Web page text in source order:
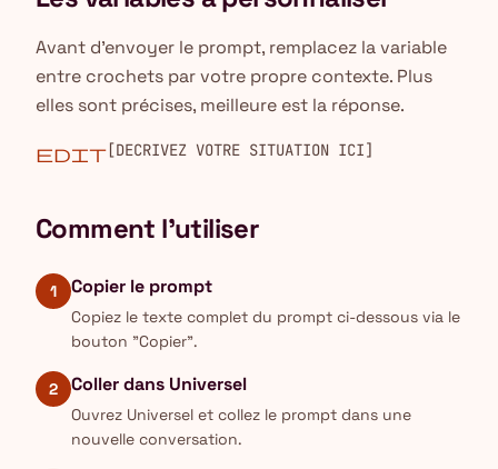
Avant d'envoyer le prompt, remplacez la variable
entre crochets par votre propre contexte. Plus
elles sont précises, meilleure est la réponse.
edit[DECRIVEZ VOTRE SITUATION ICI]
Comment l'utiliser
1 Copier le prompt
Copiez le texte complet du prompt ci-dessous via le
bouton "Copier".
2 Coller dans Universel
Ouvrez Universel et collez le prompt dans une
nouvelle conversation.